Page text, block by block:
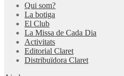
Qui som?
La botiga
El Club
La Missa de Cada Dia
Activitats
Editorial Claret
Distribuïdora Claret